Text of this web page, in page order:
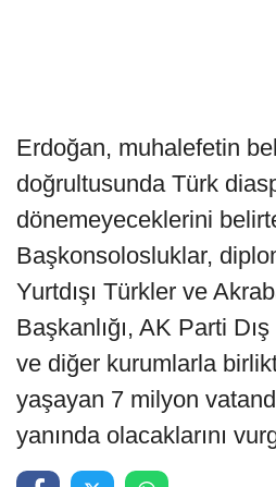
Erdoğan, muhalefetin
doğrultusunda Türk
dönemeyeceklerini
Başkonsolosluklar,
Yurtdışı Türkler ve
Başkanlığı, AK Parti
ve diğer kurumlarla
yaşayan 7 milyon
yanında olacaklarını